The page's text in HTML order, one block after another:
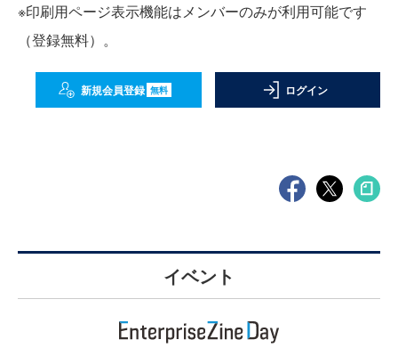
※印刷用ページ表示機能はメンバーのみが利用可能です
（登録無料）。
新規会員登録 無料 ログイン
イベント